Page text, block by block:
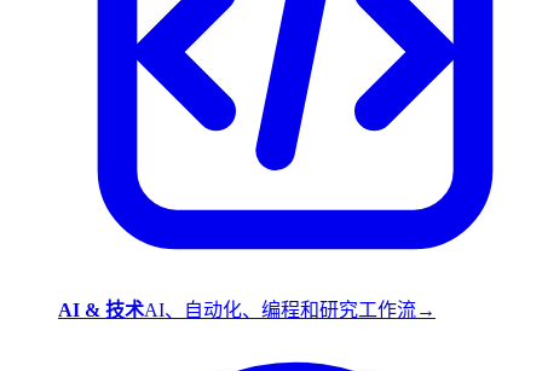
AI & 技术AI、自动化、编程和研究工作流→